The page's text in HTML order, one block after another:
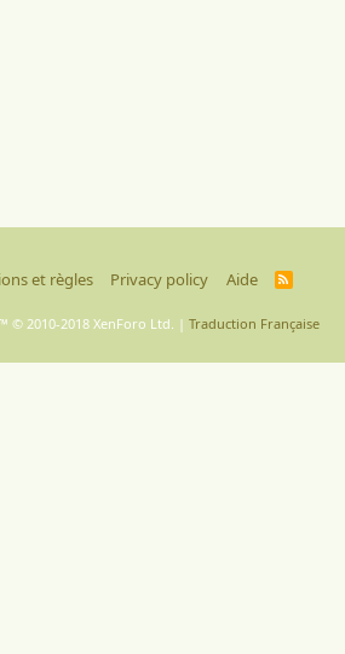
et règles Privacy policy Aide
R
S
© 2010-2018 XenForo Ltd. | Traduction Française